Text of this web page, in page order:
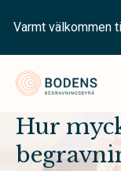
Varmt välkommen
Hur